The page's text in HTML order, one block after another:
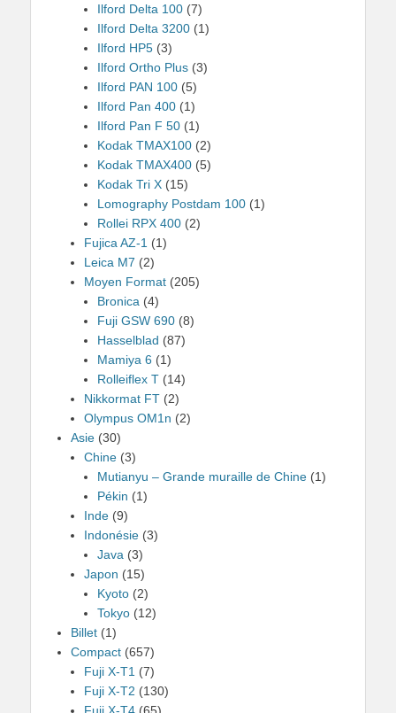
Ilford Delta 100 (7)
Ilford Delta 3200 (1)
Ilford HP5 (3)
Ilford Ortho Plus (3)
Ilford PAN 100 (5)
Ilford Pan 400 (1)
Ilford Pan F 50 (1)
Kodak TMAX100 (2)
Kodak TMAX400 (5)
Kodak Tri X (15)
Lomography Postdam 100 (1)
Rollei RPX 400 (2)
Fujica AZ-1 (1)
Leica M7 (2)
Moyen Format (205)
Bronica (4)
Fuji GSW 690 (8)
Hasselblad (87)
Mamiya 6 (1)
Rolleiflex T (14)
Nikkormat FT (2)
Olympus OM1n (2)
Asie (30)
Chine (3)
Mutianyu – Grande muraille de Chine (1)
Pékin (1)
Inde (9)
Indonésie (3)
Java (3)
Japon (15)
Kyoto (2)
Tokyo (12)
Billet (1)
Compact (657)
Fuji X-T1 (7)
Fuji X-T2 (130)
Fuji X-T4 (65)